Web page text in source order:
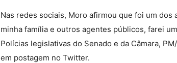
Nas redes sociais, Moro afirmou que foi um dos
minha família e outros agentes públicos, farei
Polícias legislativas do Senado e da Câmara,
em postagem no Twitter.